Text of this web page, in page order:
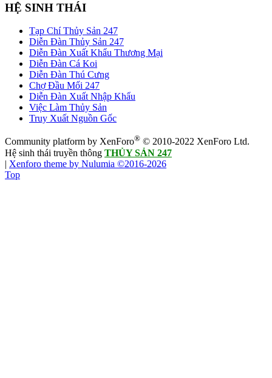
HỆ SINH THÁI
Tạp Chí Thủy Sản 247
Diễn Đàn Thủy Sản 247
Diễn Đàn Xuất Khẩu Thương Mại
Diễn Đàn Cá Koi
Diễn Đàn Thú Cưng
Chợ Đầu Mối 247
Diễn Đàn Xuất Nhập Khẩu
Việc Làm Thủy Sản
Truy Xuất Nguồn Gốc
Community platform by XenForo® © 2010-2022 XenForo Ltd.
Hệ sinh thái truyền thông THỦY SẢN 247
| Xenforo theme by Nulumia ©2016-2026
Top